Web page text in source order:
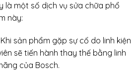
là một số dịch vụ sửa chữa phổ
này:
sản phẩm gặp sự cố do linh kiện
sẽ tiến hành thay thế bằng linh
của Bosch.